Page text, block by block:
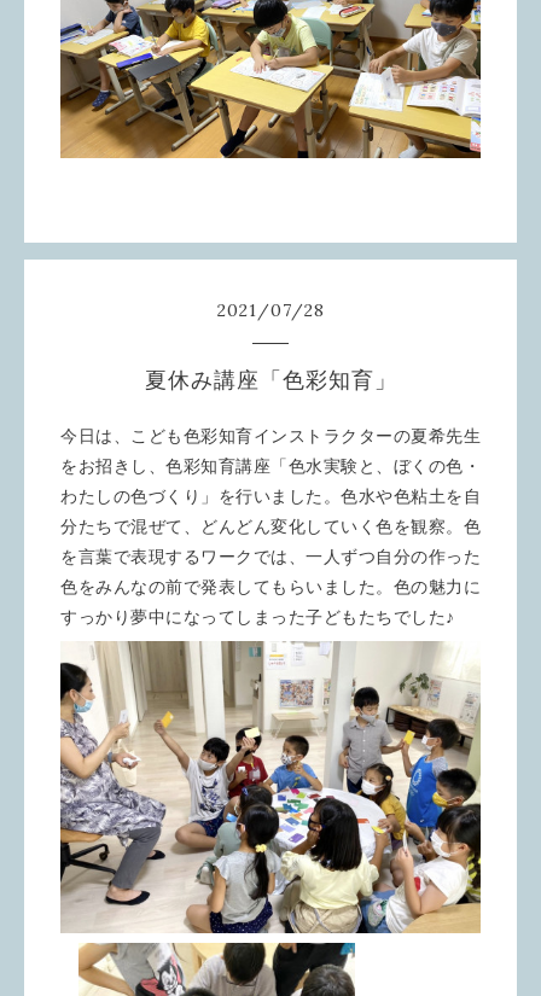
2021 /07/28
夏休み講座「色彩知育」
今日は、こども色彩知育インストラクターの夏希先生
をお招きし、色彩知育講座「色水実験と、ぼくの色・
わたしの色づくり」を行いました。色水や色粘土を自
分たちで混ぜて、どんどん変化していく色を観察。色
を言葉で表現するワークでは、一人ずつ自分の作った
色をみんなの前で発表してもらいました。色の魅力に
すっかり夢中になってしまった子どもたちでした♪